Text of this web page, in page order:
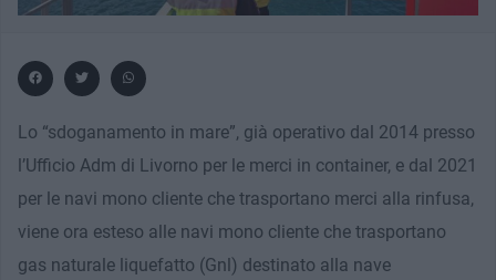
Lo “sdoganamento in mare”, già operativo dal 2014 presso
l’Ufficio Adm di Livorno per le merci in container, e dal 2021
per le navi mono cliente che trasportano merci alla rinfusa,
viene ora esteso alle navi mono cliente che trasportano
gas naturale liquefatto (Gnl) destinato alla nave